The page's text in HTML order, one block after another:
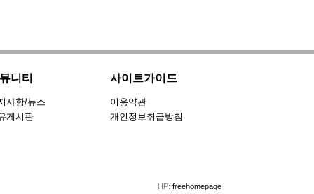
니티
사항/뉴스
게시판
사이트가이드
이용약관
개인정보취급방침
HP: freehomepage